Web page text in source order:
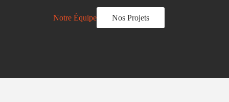
Notre Équipe Nos Projets